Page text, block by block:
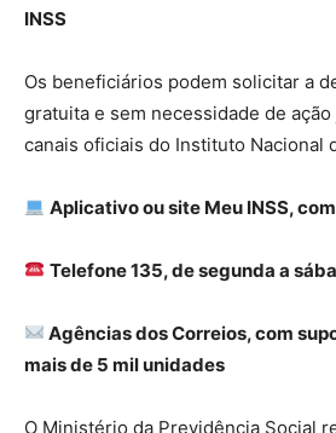
INSS
Os beneficiários podem solicitar a
gratuita e sem necessidade de
canais oficiais do Instituto Nacional
Aplicativo ou site Meu INSS,
Telefone 135, de segunda a
Agências dos Correios, com
mais de 5 mil unidades
O Ministério da Previdência Social